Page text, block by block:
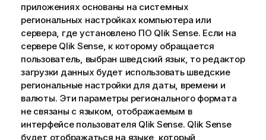
приложениях основаны на системных
региональных настройках компьютера или
сервера, где установлено ПО Qlik Sense. Если на
сервере Qlik Sense, к которому обращается
пользователь, выбран шведский язык, то редактор
загрузки данных будет использовать шведские
региональные настройки для даты, времени и
валюты. Эти параметры регионального формата
не связаны с языком, отображаемым в
интерфейсе пользователя Qlik Sense. Qlik Sense
будет отображаться на языке, который